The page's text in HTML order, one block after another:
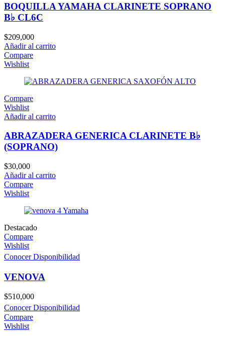
BOQUILLA YAMAHA CLARINETE SOPRANO
B♭ CL6C
$209,000
Añadir al carrito
Compare
Wishlist
Compare
Wishlist
Añadir al carrito
ABRAZADERA GENERICA CLARINETE B♭
(SOPRANO)
$30,000
Añadir al carrito
Compare
Wishlist
Destacado
Compare
Wishlist
Conocer Disponibilidad
VENOVA
$510,000
Conocer Disponibilidad
Compare
Wishlist